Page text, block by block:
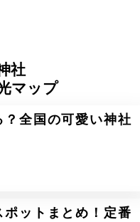
社
マップ
？全国の可愛い神社
ポットまとめ！定番